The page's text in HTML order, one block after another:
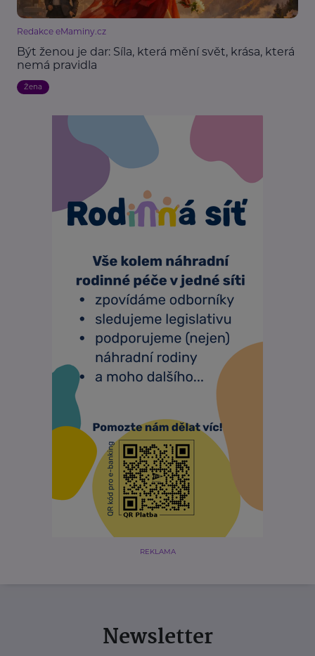
Redakce eMaminy.cz
Být ženou je dar: Síla, která mění svět, krása, která
nemá pravidla
Žena
REKLAMA
Newsletter